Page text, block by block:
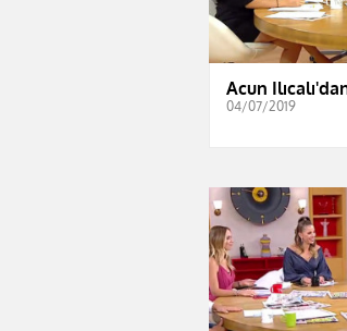
Acun
04/07/2019